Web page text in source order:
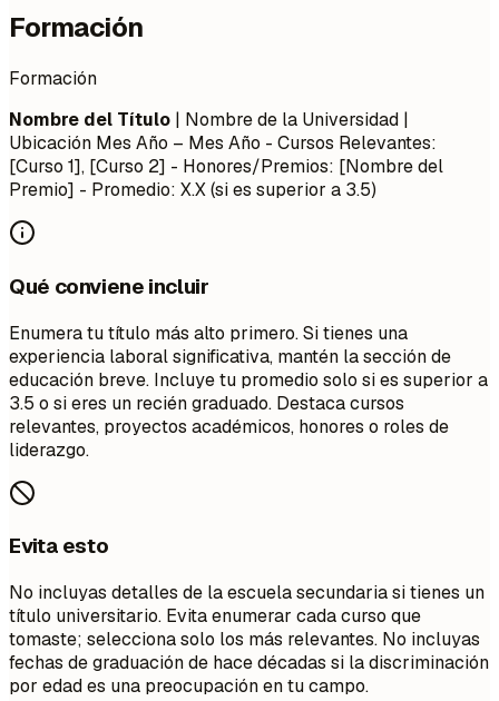
Formación
Formación
Nombre del Título | Nombre de la Universidad |
Ubicación Mes Año – Mes Año - Cursos Relevantes:
[Curso 1], [Curso 2] - Honores/Premios: [Nombre del
Premio] - Promedio: X.X (si es superior a 3.5)
Qué conviene incluir
Enumera tu título más alto primero. Si tienes una
experiencia laboral significativa, mantén la sección de
educación breve. Incluye tu promedio solo si es superior a
3.5 o si eres un recién graduado. Destaca cursos
relevantes, proyectos académicos, honores o roles de
liderazgo.
Evita esto
No incluyas detalles de la escuela secundaria si tienes un
título universitario. Evita enumerar cada curso que
tomaste; selecciona solo los más relevantes. No incluyas
fechas de graduación de hace décadas si la discriminación
por edad es una preocupación en tu campo.